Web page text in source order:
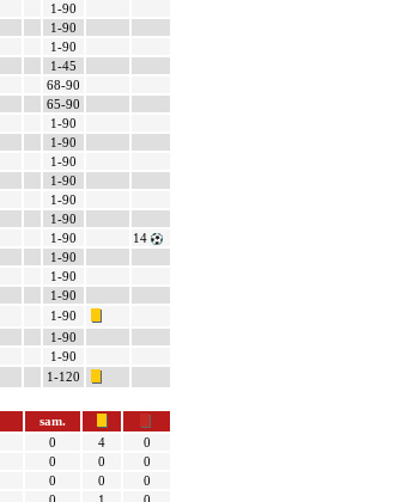
1-90
1-90
1-90
1-45
68-90
65-90
1-90
1-90
1-90
1-90
1-90
1-90
1-90
14
1-90
1-90
1-90
1-90
1-90
1-90
1-120
sam.
0 4
0
0 0
0
0 0
0